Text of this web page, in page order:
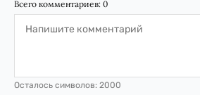
Всего комментариев: 0
Осталось символов: 2000